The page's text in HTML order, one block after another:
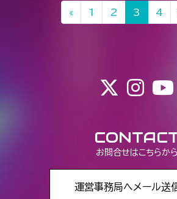
投稿ナビゲーション
« 1 2 3 4
お問合せはこちらから
運営事務局へメール送